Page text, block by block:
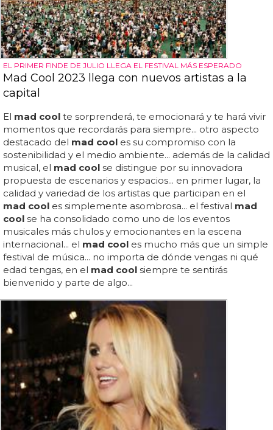
EL PRIMER FINDE DE JULIO LLEGA EL FESTIVAL MÁS ESPERADO
Mad Cool 2023 llega con nuevos artistas a la
capital
El mad cool te sorprenderá, te emocionará y te hará vivir
momentos que recordarás para siempre... otro aspecto
destacado del mad cool es su compromiso con la
sostenibilidad y el medio ambiente... además de la calidad
musical, el mad cool se distingue por su innovadora
propuesta de escenarios y espacios... en primer lugar, la
calidad y variedad de los artistas que participan en el
mad cool es simplemente asombrosa... el festival mad
cool se ha consolidado como uno de los eventos
musicales más chulos y emocionantes en la escena
internacional... el mad cool es mucho más que un simple
festival de música... no importa de dónde vengas ni qué
edad tengas, en el mad cool siempre te sentirás
bienvenido y parte de algo...